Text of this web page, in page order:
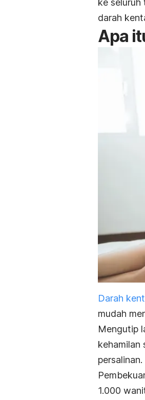
ke seluruh
darah
Apa
Darah
mudah
Mengutip
kehamilan
persalinan.
1.000